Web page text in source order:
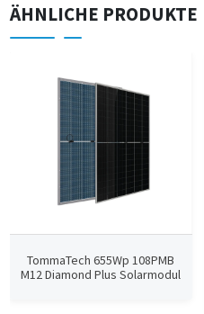
ÄHNLICHE PRODUKTE
TommaTech 655Wp 108PMB
M12 Diamond Plus Solarmodul